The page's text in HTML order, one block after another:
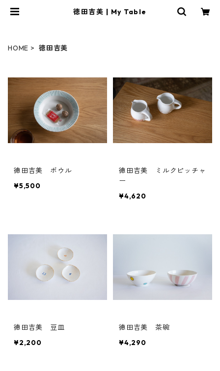
徳田吉美 | My Table
HOME 徳田吉美
徳田吉美 ボウル
¥5,500
徳田吉美 ミルクピッチャ
ー
¥4,620
徳田吉美 豆皿
¥2,200
徳田吉美 茶碗
¥4,290